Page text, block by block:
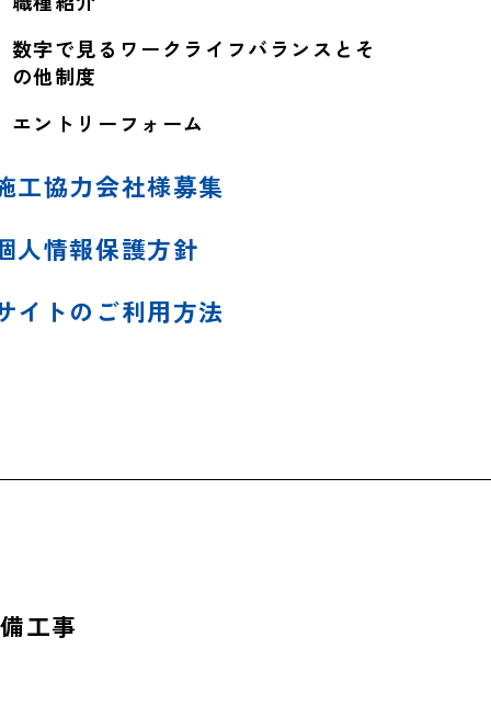
数字で見るワークライフバランスとそ
の他制度
エントリーフォーム
工協力会社様募集
人情報保護方針
イトのご利用方法
工事